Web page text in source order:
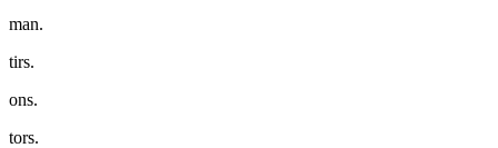
man.
tirs.
ons.
tors.